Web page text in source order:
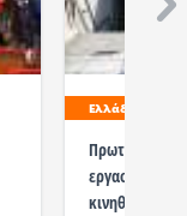
Ελλάδα
Πρωτομαγιά /
εργασίας στα
κινηθούν